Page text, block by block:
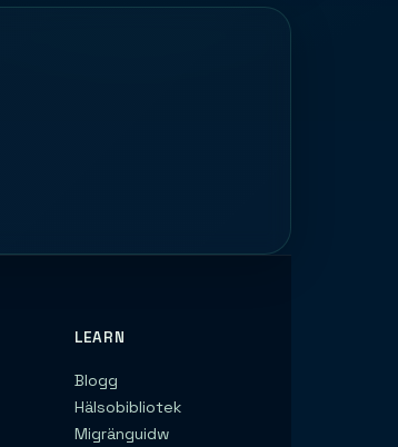
LEARN
Blogg
Hälsobibliotek
Migränguidw